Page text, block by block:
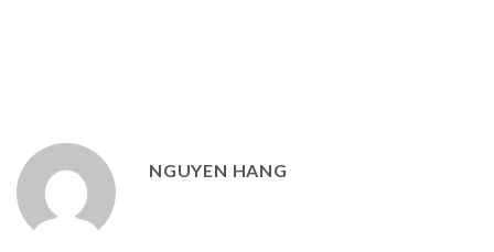
NGUYEN HANG